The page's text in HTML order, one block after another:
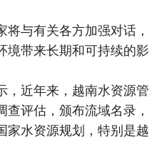
将与有关各方加强对话
带来长期和可持续的影
，近年来，越南水资源
查评估，颁布流域名录
家水资源规划，特别是